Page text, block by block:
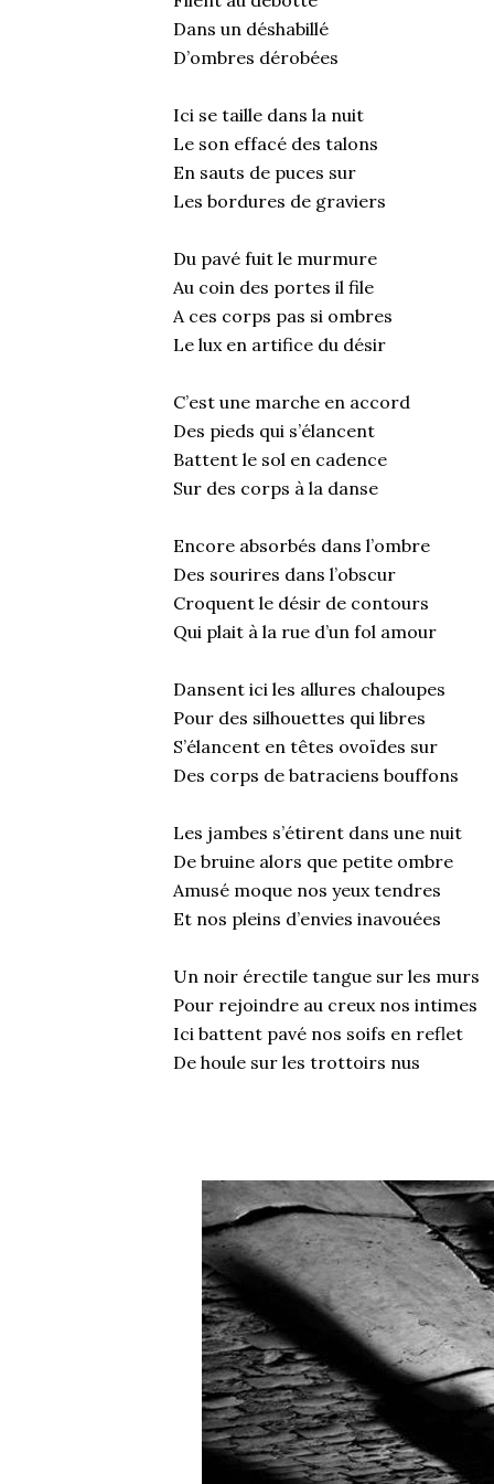
Dans un déshabillé
D’ombres dérobées
Ici se taille dans la nuit
Le son effacé des talons
En sauts de puces sur
Les bordures de graviers
Du pavé fuit le murmure
Au coin des portes il file
A ces corps pas si ombres
Le lux en artifice du désir
C’est une marche en accord
Des pieds qui s’élancent
Battent le sol en cadence
Sur des corps à la danse
Encore absorbés dans l’ombre
Des sourires dans l’obscur
Croquent le désir de contours
Qui plait à la rue d’un fol amour
Dansent ici les allures chaloupes
Pour des silhouettes qui libres
S’élancent en têtes ovoïdes sur
Des corps de batraciens bouffons
Les jambes s’étirent dans une nuit
De bruine alors que petite ombre
Amusé moque nos yeux tendres
Et nos pleins d’envies inavouées
Un noir érectile tangue sur les murs
Pour rejoindre au creux nos intimes
Ici battent pavé nos soifs en reflet
De houle sur les trottoirs nus